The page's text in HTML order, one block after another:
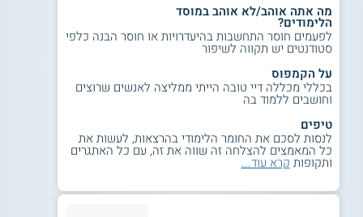
מה אתה אוהב/לא אוהב במוסד
הלימודים?
לפעמים חוסר התחשבות בהיעדרויות או חוסר הבנה כלפי
סטודנטים יש תקווה לשיפור
על הקמפוס
בכללי מכללה דיי טובה הייתי ממליצה לאנשים שרוצים
וחושבים ללמוד בה
טיפים
לנסות לסכם את החומר הלימודי בהרצאות, לעשות את
כל המאמצים להצלחה זה שווה את זה, עם כל האתגרים
ותקופות קרא עוד...